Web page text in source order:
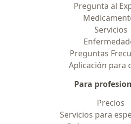
Pregunta al
Servicios
Preguntas
Aplicación para
Para
Precios
Servicios para